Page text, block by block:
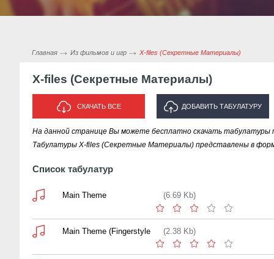
Главная Из фильмов и игр X-files (Секретные Материалы)
X-files (Секретные Материалы)
СКАЧАТЬ ВСЕ ДОБАВИТЬ ТАБУЛАТУРУ
ИСПОЛНИТЕЛЯ "X-FILES
На данной странице Вы можете бесплатно скачать
Табулатуры X-files (Секретные Материалы) представлены в
Список табулатур
Main Theme (6.69 Kb)
Main Theme (Fingerstyle (2.38 Kb)